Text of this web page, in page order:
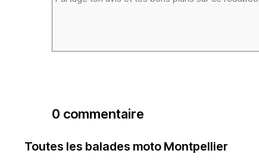
0 commentaire
Toutes les balades moto Montpellier